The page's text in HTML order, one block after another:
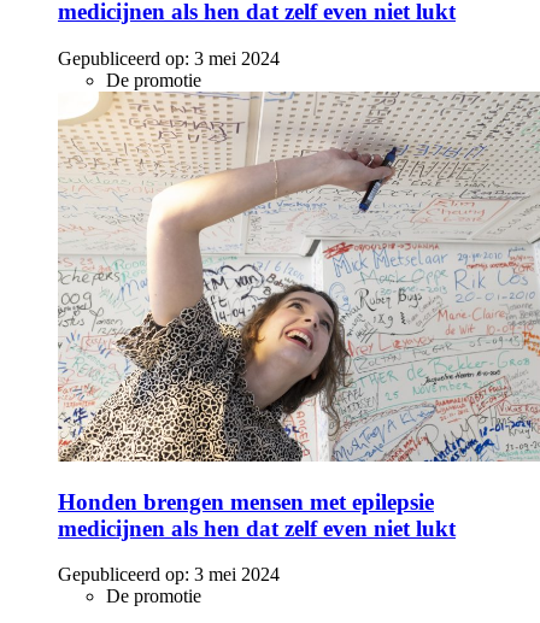
medicijnen als hen dat zelf even niet lukt
Gepubliceerd op: 3 mei 2024
De promotie
Honden brengen mensen met epilepsie
medicijnen als hen dat zelf even niet lukt
Gepubliceerd op: 3 mei 2024
De promotie